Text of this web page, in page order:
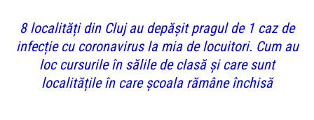
8 localități din Cluj au depășit pragul de 1 caz de
infecție cu coronavirus la mia de locuitori. Cum au
loc cursurile în sălile de clasă și care sunt
localitățile în care școala rămâne închisă